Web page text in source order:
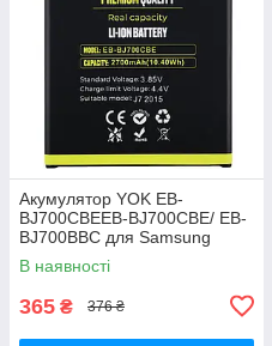
Акумулятор YOK EB-
BJ700CBEEB-BJ700CBE/ EB-
BJ700BBC для Samsung
J700/ J700H/ J700F/ J701/ J7
(2015)/ J4 (2018)/ J400
В наявності
365 ₴ 376 ₴